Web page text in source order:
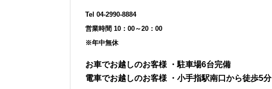
Tel 04-2990-8884
営業時間 10：00～20：00
※年中無休
お車でお越しのお客様 ・駐車場6台完備
電車でお越しのお客様 ・小手指駅南口から徒歩5分